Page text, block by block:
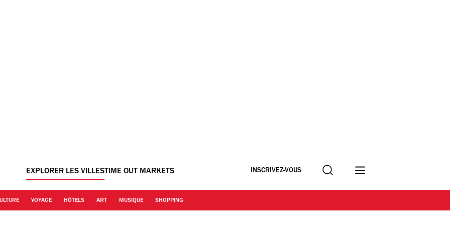
EXPLORER LES VILLESTIME OUT MARKETS INSCRIVEZ-VOUS Recherche
VOYAGE HÔTELS ART MUSIQUE SHOPPING